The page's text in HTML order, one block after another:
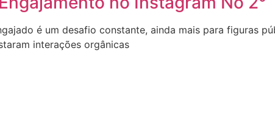
é um desafio constante, ainda mais para figuras
interações orgânicas